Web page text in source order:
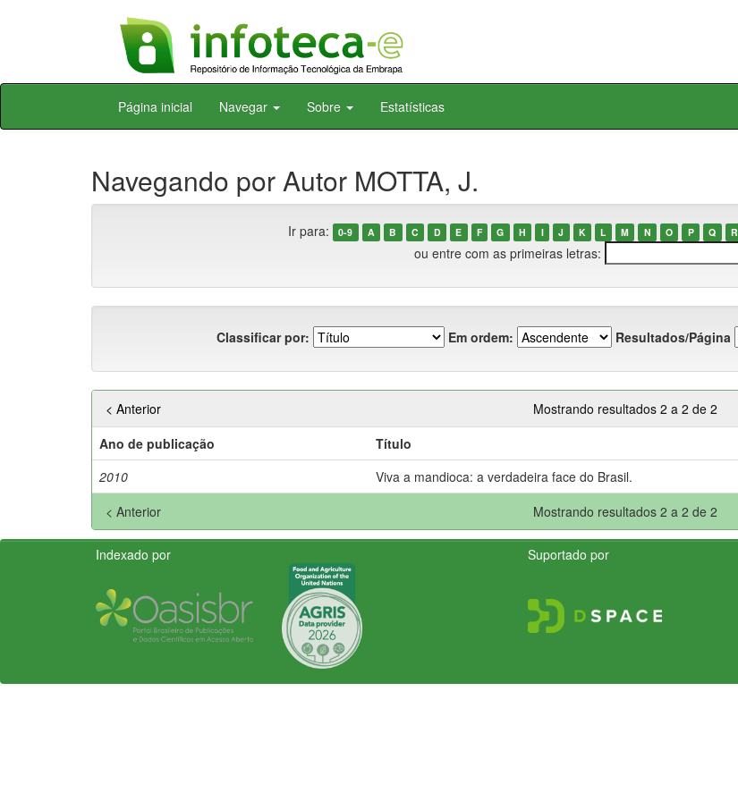
Skip
Página inicial Navegar Sobre Estatísticas
Navegando por Autor MOTTA, J.
Ir para: 0-9 A B C D E F G H I J K L M N O P Q R
ou entre com as primeiras letras:
Classificar por: Em ordem: Resultados/Página
Mostrando resultados 2 a 2 de 2
< Anterior
Ano de publicação
Título
2010
Viva a mandioca: a verdadeira face do Brasil.
Mostrando resultados 2 a 2 de 2
< Anterior
Indexado por Suportado por